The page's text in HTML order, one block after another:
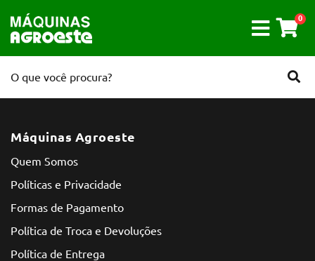
0
Máquinas Agroeste
Quem Somos
Políticas e Privacidade
Formas de Pagamento
Política de Troca e Devoluções
Política de Entrega